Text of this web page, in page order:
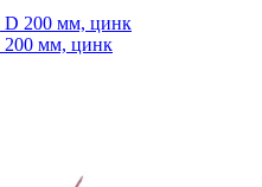
200 мм, цинк